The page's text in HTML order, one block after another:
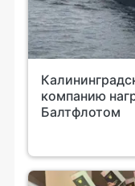
компанию
Балтфлотом